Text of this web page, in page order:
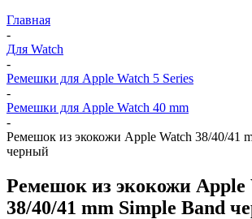
Главная
-
Для Watch
-
Ремешки для Apple Watch 5 Series
-
Ремешки для Apple Watch 40 mm
-
Ремешок из экокожи Apple Watch 38/40/41
черный
Ремешок из экокожи Apple
38/40/41 mm Simple Band